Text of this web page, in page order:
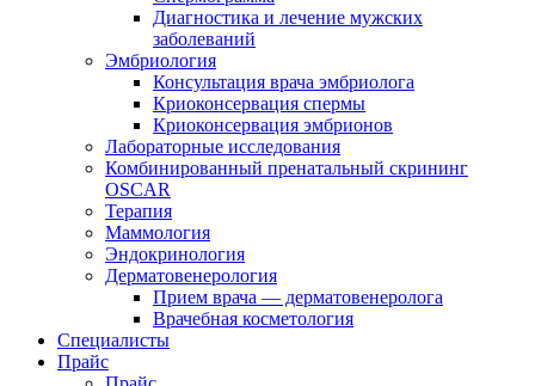
Диагностика и лечение мужских
заболеваний
Эмбриология
Консультация врача эмбриолога
Криоконсервация спермы
Криоконсервация эмбрионов
Лабораторные исследования
Комбинированный пренатальный скрининг
OSCAR
Терапия
Маммология
Эндокринология
Дерматовенерология
Прием врача — дерматовенеролога
Врачебная косметология
Специалисты
Прайс